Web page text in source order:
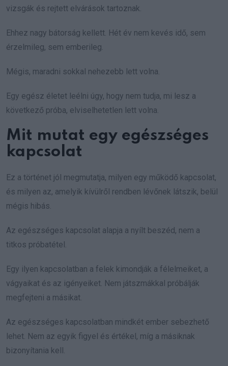
vizsgák és rejtett elvárások tartoznak.
Ehhez nagy bátorság kellett. Hét év nem kevés idő, sem
érzelmileg, sem emberileg.
Mégis, maradni sokkal nehezebb lett volna.
Egy egész életet leélni úgy, hogy nem tudja, mi lesz a
következő próba, elviselhetetlen lett volna.
Mit mutat egy egészséges
kapcsolat
Ez a történet jól megmutatja, milyen egy működő kapcsolat,
és milyen az, amelyik kívülről rendben lévőnek látszik, belül
mégis hibás.
Az egészséges kapcsolat alapja a nyílt beszéd, nem a
titkos próbatétel.
Egy ilyen kapcsolatban a felek kimondják a félelmeiket, a
vágyaikat és az igényeiket. Nem játszmákkal próbálják
megfejteni a másikat.
Az egészséges kapcsolatban mindkét ember sebezhető
lehet. Nem az egyik figyel és értékel, míg a másiknak
bizonyítania kell.